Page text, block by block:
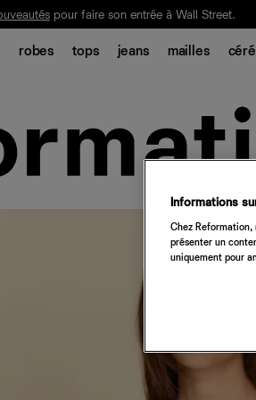
est ici. Lisez-le
pour faire son entrée à Wall Street.
robes tops jeans mailles
Informations
Chez
présenter un
uniquement pour